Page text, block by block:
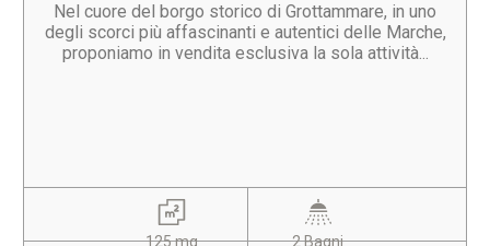
Nel cuore del borgo storico di Grottammare, in uno
degli scorci più affascinanti e autentici delle Marche,
proponiamo in vendita esclusiva la sola attività...
125 mq
2 Bagni